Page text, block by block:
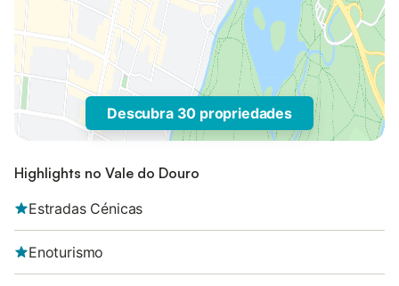
Descubra 30 propriedades
Highlights no Vale do Douro
Estradas Cénicas
Enoturismo